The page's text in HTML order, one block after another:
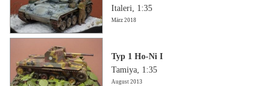
Italeri, 1:35
März 2018
Typ 1 Ho-Ni I
Tamiya, 1:35
August 2013